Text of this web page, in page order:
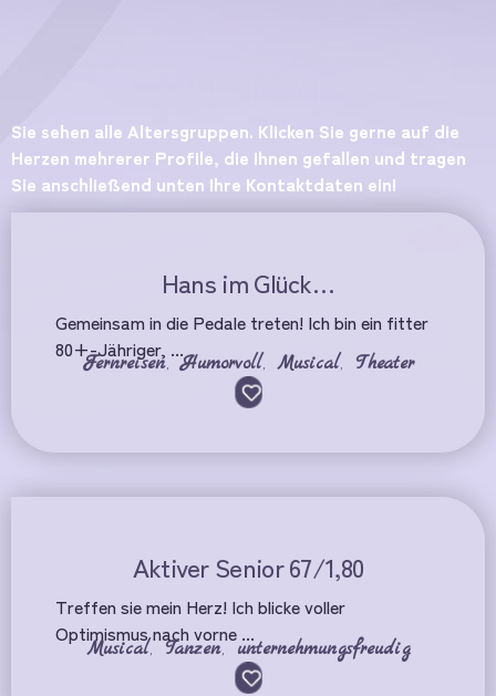
Sie sehen alle Altersgruppen. Klicken Sie gerne auf die
Herzen mehrerer Profile, die Ihnen gefallen und tragen
Sie anschließend unten Ihre Kontaktdaten ein!
Hans im Glück…
Gemeinsam in die Pedale treten! Ich bin ein fitter
80+-Jähriger, ...
Fernreisen,Humorvoll, Musical, Theater
Aktiver Senior 67/1,80
Treffen sie mein Herz! Ich blicke voller
Optimismus nach vorne ...
Musical,Tanzen,unternehmungsfreudig